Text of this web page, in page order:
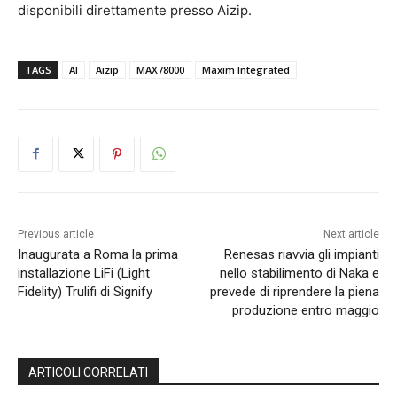
disponibili direttamente presso Aizip.
TAGS AI Aizip MAX78000 Maxim Integrated
Previous article
Inaugurata a Roma la prima
installazione LiFi (Light
Fidelity) Trulifi di Signify
Next article
Renesas riavvia gli impianti
nello stabilimento di Naka e
prevede di riprendere la piena
produzione entro maggio
ARTICOLI CORRELATI